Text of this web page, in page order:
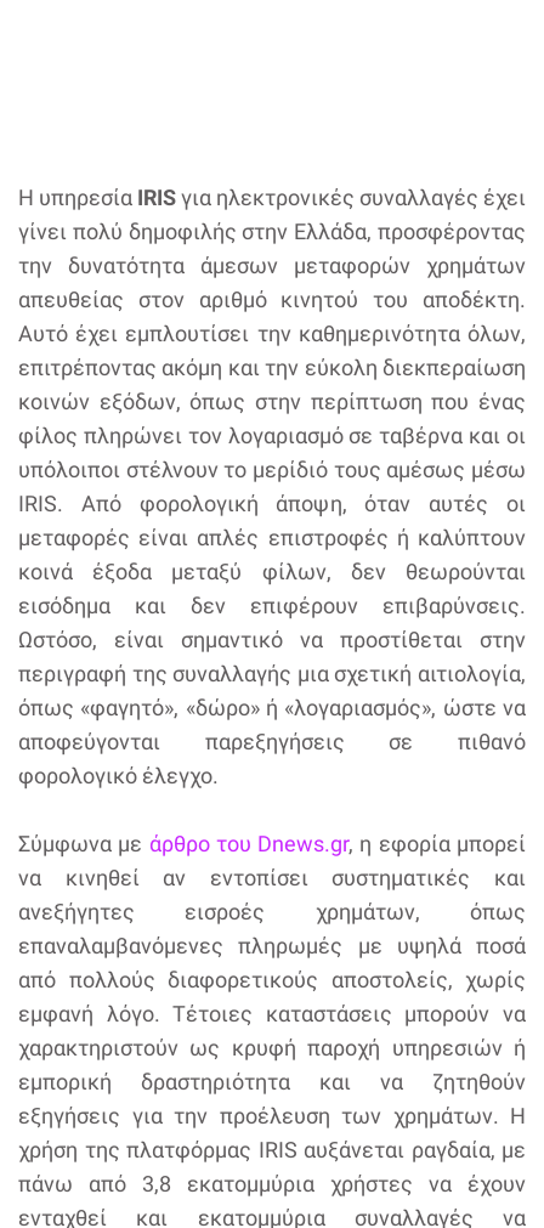
Η υπηρεσία IRISγια ηλεκτρονικές συναλλαγές έχει
γίνει πολύ δημοφιλής στην Ελλάδα, προσφέροντας
την δυνατότητα άμεσων μεταφορών χρημάτων
απευθείας στον αριθμό κινητού του αποδέκτη.
Αυτό έχει εμπλουτίσει την καθημερινότητα όλων,
επιτρέποντας ακόμη και την εύκολη διεκπεραίωση
κοινών εξόδων, όπως στην περίπτωση που ένας
φίλος πληρώνει τον λογαριασμό σε ταβέρνα και οι
υπόλοιποι στέλνουν το μερίδιό τους αμέσως μέσω
IRIS. Από φορολογική άποψη, όταν αυτές οι
μεταφορές είναι απλές επιστροφές ή καλύπτουν
κοινά έξοδα μεταξύ φίλων, δεν θεωρούνται
εισόδημα και δεν επιφέρουν επιβαρύνσεις.
Ωστόσο, είναι σημαντικό να προστίθεται στην
περιγραφή της συναλλαγής μια σχετική αιτιολογία,
όπως «φαγητό», «δώρο» ή «λογαριασμός», ώστε να
αποφεύγονται παρεξηγήσεις σε πιθανό
φορολογικό έλεγχο.
Σύμφωνα με άρθρο του Dnews.gr, η εφορία μπορεί
να κινηθεί αν εντοπίσει συστηματικές και
ανεξήγητες εισροές χρημάτων, όπως
επαναλαμβανόμενες πληρωμές με υψηλά ποσά
από πολλούς διαφορετικούς αποστολείς, χωρίς
εμφανή λόγο. Τέτοιες καταστάσεις μπορούν να
χαρακτηριστούν ως κρυφή παροχή υπηρεσιών ή
εμπορική δραστηριότητα και να ζητηθούν
εξηγήσεις για την προέλευση των χρημάτων. Η
χρήση της πλατφόρμας IRIS αυξάνεται ραγδαία, με
πάνω από 3,8 εκατομμύρια χρήστες να έχουν
ενταχθεί και εκατομμύρια συναλλαγές να